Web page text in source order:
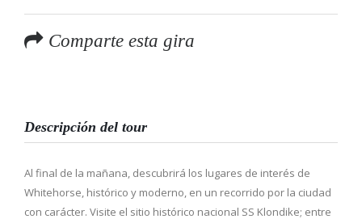
Comparte esta gira
Descripción del tour
Al final de la mañana, descubrirá los lugares de interés de
Whitehorse, histórico y moderno, en un recorrido por la ciudad
con carácter. Visite el sitio histórico nacional SS Klondike; entre